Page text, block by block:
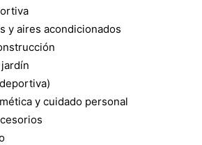
y aires acondicionados
y cuidado personal